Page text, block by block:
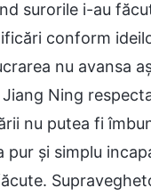
surorile i-au
conform
nu avansa
Ning
nu putea fi
și simplu